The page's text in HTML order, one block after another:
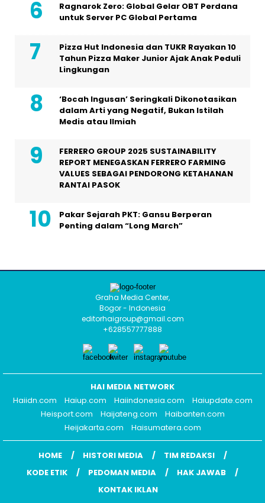
Ragnarok Zero: Global Gelar OBT Perdana
untuk Server PC Global Pertama
Pizza Hut Indonesia dan TUKR Rayakan 10
Tahun Pizza Maker Junior Ajak Anak Peduli
Lingkungan
‘Bocah Ingusan’ Seringkali Dikonotasikan
dalam Arti yang Negatif, Bukan Istilah
Medis atau Ilmiah
FERRERO GROUP 2025 SUSTAINABILITY
REPORT MENEGASKAN FERRERO FARMING
VALUES SEBAGAI PENDORONG KETAHANAN
RANTAI PASOK
Pakar Sejarah PKT: Gansu Berperan
Penting dalam “Long March”
Graha Media Center,
Bogor - Indonesia
editorhaigroup@gmail.com
+628557777888
HAI MEDIA NETWORK
Haiidn.com
Haiup.com Haiindonesia.com
Haiupdate.com
Heisport.com
Haijateng.com
Haibanten.com
Heijakarta.com
Haisumatera.com
HOME HISTORI MEDIA
TIM REDAKSI
KODE ETIK
PEDOMAN MEDIA
HAK JAWAB
KONTAK IKLAN